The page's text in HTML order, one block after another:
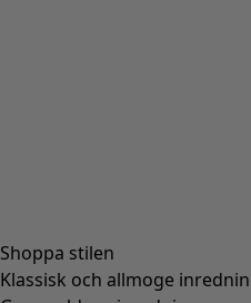
Shoppa stilen
Klassisk och allmoge